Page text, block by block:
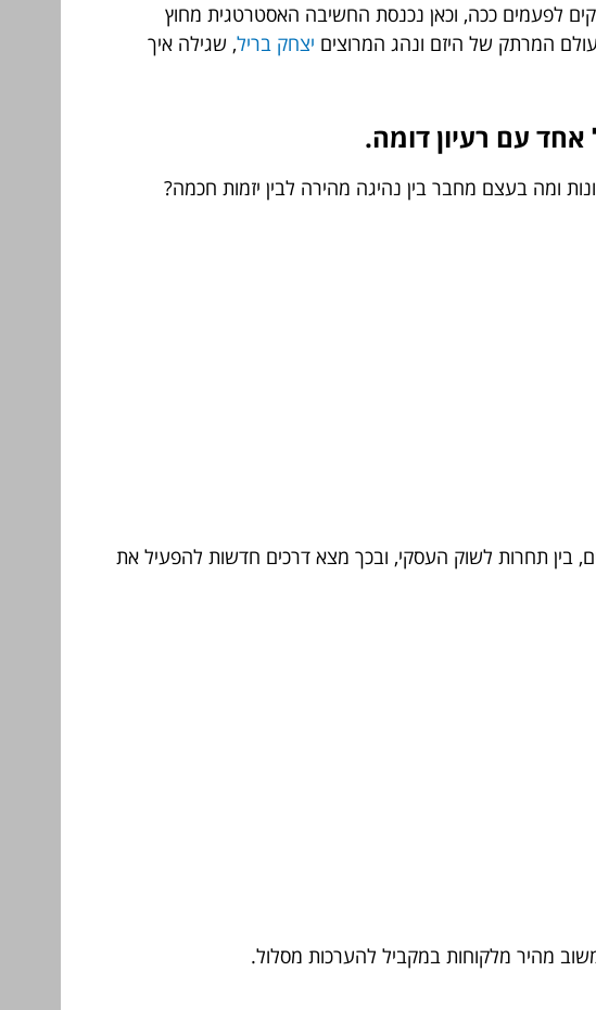
לפעמים ככה, וכאן נכנסת החשיבה האסטרטגית מחוץ
המרתק של היזם ונהג המרוצים יצחק בריל, שגילה איך
עם רעיון דומה.
ומה בעצם מחבר בין נהיגה מהירה לבין יזמות חכמה?
בין תחרות לשוק העסקי, ובכך מצא דרכים חדשות להפעיל את
מהיר מלקוחות במקביל להערכות מסלול.